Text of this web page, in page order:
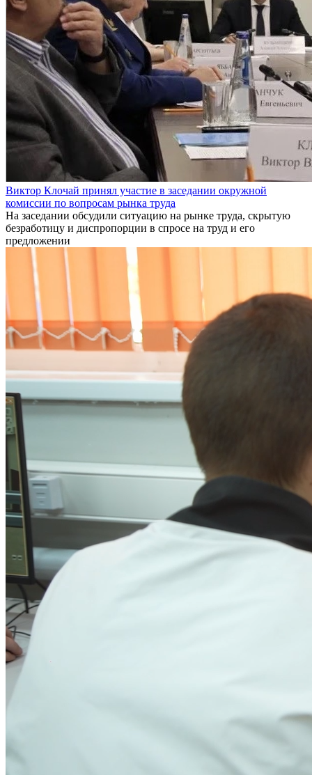
Виктор Клочай принял участие в заседании окружной
комиссии по вопросам рынка труда
На заседании обсудили ситуацию на рынке труда, скрытую
безработицу и диспропорции в спросе на труд и его
предложении